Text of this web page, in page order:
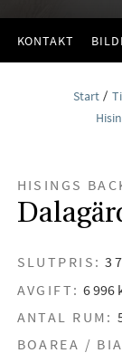
KONTAKT
Start
HISINGS
SLUTPRIS: 3
AVGIFT: 6 996
ANTAL RUM:
BOAREA /